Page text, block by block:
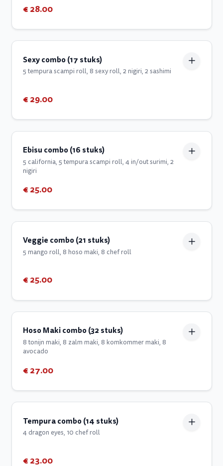
€ 28.00
Sexy combo (17 stuks)
5 tempura scampi roll, 8 sexy roll, 2 nigiri, 2 sashimi
€ 29.00
Ebisu combo (16 stuks)
5 california, 5 tempura scampi roll, 4 in/out surimi, 2
nigiri
€ 25.00
Veggie combo (21 stuks)
5 mango roll, 8 hoso maki, 8 chef roll
€ 25.00
Hoso Maki combo (32 stuks)
8 tonijn maki, 8 zalm maki, 8 komkommer maki, 8
avocado
€ 27.00
Tempura combo (14 stuks)
4 dragon eyes, 10 chef roll
€ 23.00